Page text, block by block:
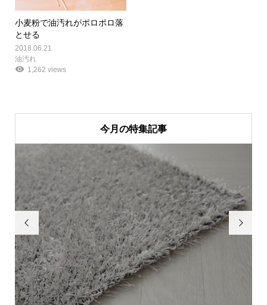
小麦粉で油汚れがポロポロ落
とせる
2018.06.21
油汚れ
1,262 views
今月の特集記事
 